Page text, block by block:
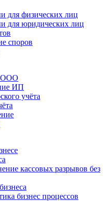
для физических лиц
для юридических лиц
споров
ООО
ИП
учёта
кассовых разрывов без
бизнес процессов